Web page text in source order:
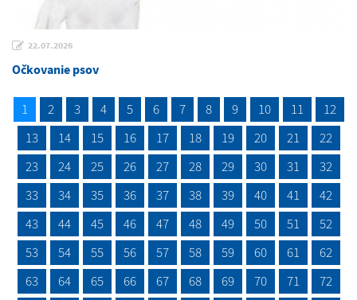
22.07.2026
Očkovanie psov
1 2 3 4 5 6 7 8 9 10 11
12
13
14 15 16 17 18 19 20 21
22
23
24 25 26 27 28 29 30 31
32
33
34 35 36 37 38 39 40 41
42
43
44 45 46 47 48 49 50 51
52
53
54 55 56 57 58 59 60 61
62
63
64 65 66 67 68 69 70 71
72